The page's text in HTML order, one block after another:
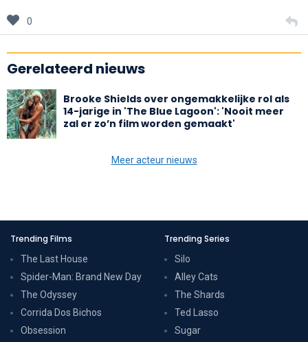
0
Gerelateerd nieuws
Brooke Shields over ongemakkelijke rol als
14-jarige in 'The Blue Lagoon': 'Nooit meer
zal er zo’n film worden gemaakt'
Meer acteur nieuws
Trending Films
The Last House
Spider-Man: Brand New Day
The Odyssey
Corrida Dos Bichos
Obsession
Trending Series
Silo
Alley Cats
The Shards
Ted Lasso
Sugar